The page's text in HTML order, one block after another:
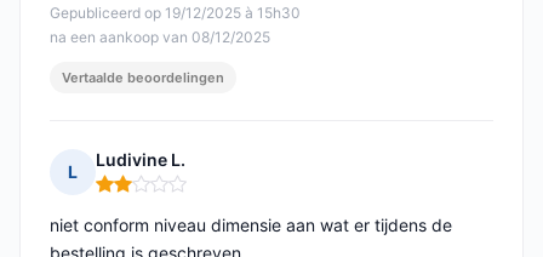
Gepubliceerd op 19/12/2025 à 15h30
na een aankoop van 08/12/2025
Vertaalde beoordelingen
L
Ludivine L.
Opmerking: 2 van 5
niet conform niveau dimensie aan wat er tijdens de